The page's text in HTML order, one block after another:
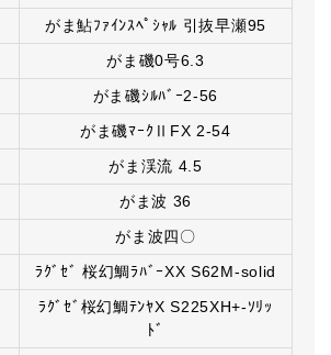
がま鮎ﾌｧｲﾝｽﾍﾟｼｬﾙ 引抜早瀬95
がま磯0号6.3
がま磯ｼﾙﾊﾞｰ2-56
がま磯ﾏｰｸⅡFX 2-54
がま渓流 4.5
がま波 36
がま波四〇
ﾗｸﾞｾﾞ 桜幻鯛ﾗﾊﾞｰXX S62M-solid
ﾗｸﾞｾﾞ桜幻鯛ﾃﾝﾔX S225XH+-ｿﾘｯ
ﾄﾞ